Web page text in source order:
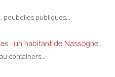
poubelles publiques...
: un habitant de Nassogne...
containers...